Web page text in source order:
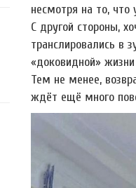
несмотря на то,
С другой стороны,
транслировались в
«доковидной»
Тем не менее,
ждёт ещё много